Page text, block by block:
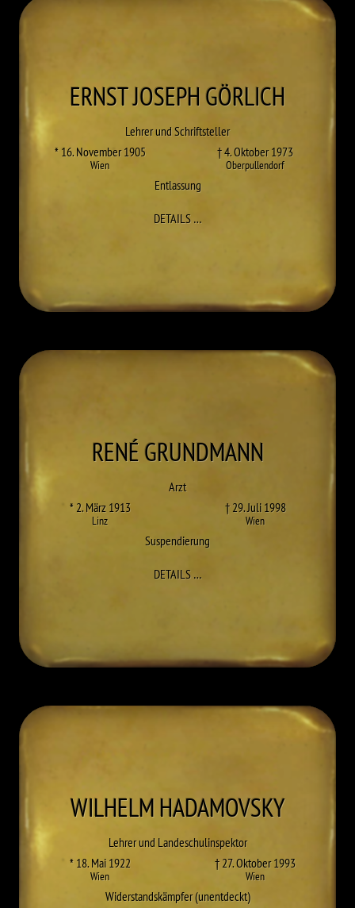
ERNST JOSEPHGÖRLICH
Lehrer und Schriftsteller
* 16. November 1905
Wien
† 4. Oktober 1973
Oberpullendorf
Entlassung
DETAILS…ZU ERNST JOSEPH GÖRLICH
RENÉGRUNDMANN
Arzt
* 2. März 1913
Linz
† 29. Juli 1998
Wien
Suspendierung
DETAILS…ZU RENÉ GRUNDMANN
WILHELMHADAMOVSKY
Lehrer und Landeschulinspektor
* 18. Mai 1922
Wien
† 27. Oktober 1993
Wien
Widerstandskämpfer (unentdeckt)